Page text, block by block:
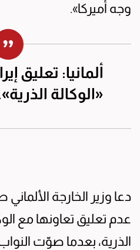
وجه أميركا».
ألمانيا: تعليق
«الوكالة
دعا وزير الخارجة
عدم تعليق تعاونها مع
الذرية، بعدما صوّت